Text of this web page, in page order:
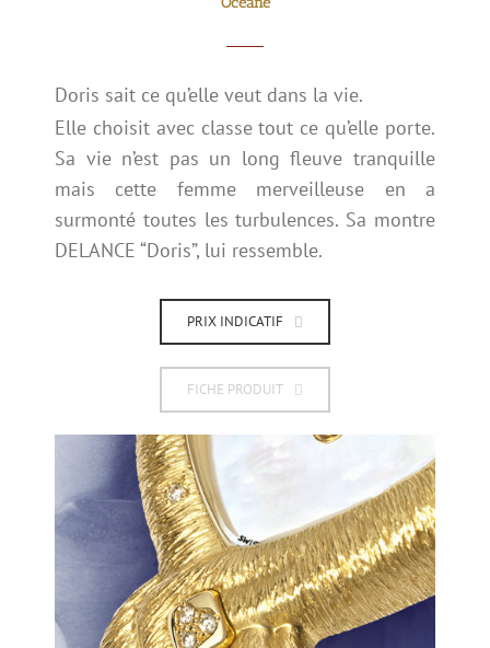
Doris sait ce qu’elle veut dans la vie.
Elle choisit avec classe tout ce qu’elle porte.
Sa vie n’est pas un long fleuve tranquille
mais cette femme merveilleuse en a
surmonté toutes les turbulences. Sa montre
DELANCE “Doris”, lui ressemble.
PRIX INDICATIF
FICHE PRODUIT